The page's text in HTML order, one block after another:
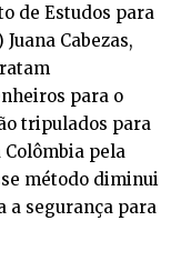
de Estudos para
Cabezas,
para o
tripulados para
pela
método diminui
a segurança para